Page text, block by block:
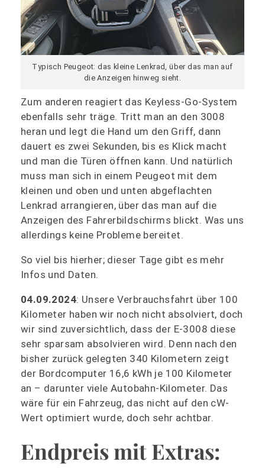
Typisch Peugeot: das kleine Lenkrad, über das man auf
die Anzeigen hinweg sieht.
Zum anderen reagiert das Keyless-Go-System
ebenfalls sehr träge. Tritt man an den 3008
heran und legt die Hand um den Griff, dann
dauert es zwei Sekunden, bis es Klick macht
und man die Türen öffnen kann. Und natürlich
muss man sich in einem Peugeot mit dem
kleinen und oben und unten abgeflachten
Lenkrad arrangieren, über das man auf die
Anzeigen des Fahrerbildschirms blickt. Was uns
allerdings keine Probleme bereitet.
So viel bis hierher; dieser Tage gibt es mehr
Infos und Daten.
04.09.2024: Unsere Verbrauchsfahrt über 100
Kilometer haben wir noch nicht absolviert, doch
wir sind zuversichtlich, dass der E-3008 diese
sehr sparsam absolvieren wird. Denn nach den
bisher zurück gelegten 340 Kilometern zeigt
der Bordcomputer 16,6 kWh je 100 Kilometer
an – darunter viele Autobahn-Kilometer. Das
wäre für ein Fahrzeug, das nicht auf den cW-
Wert optimiert wurde, doch sehr achtbar.
Endpreis mit Extras: